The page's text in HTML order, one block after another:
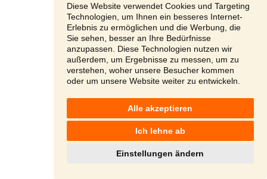
Diese Website verwendet Cookies und Targeting
Technologien, um Ihnen ein besseres Internet-
Erlebnis zu ermöglichen und die Werbung, die
Sie sehen, besser an Ihre Bedürfnisse
anzupassen. Diese Technologien nutzen wir
außerdem, um Ergebnisse zu messen, um zu
verstehen, woher unsere Besucher kommen
oder um unsere Website weiter zu entwickeln.
Alle akzeptieren
Ich lehne ab
Einstellungen ändern